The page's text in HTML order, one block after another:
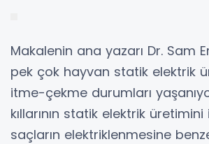
Makalenin ana yazarı Dr. Sam
pek çok hayvan statik elektrik
itme-çekme durumları
kıllarının statik elektrik
saçların elektriklenmesine